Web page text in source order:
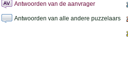
Antwoorden van de aanvrager
Antwoorden van alle andere puzzelaars